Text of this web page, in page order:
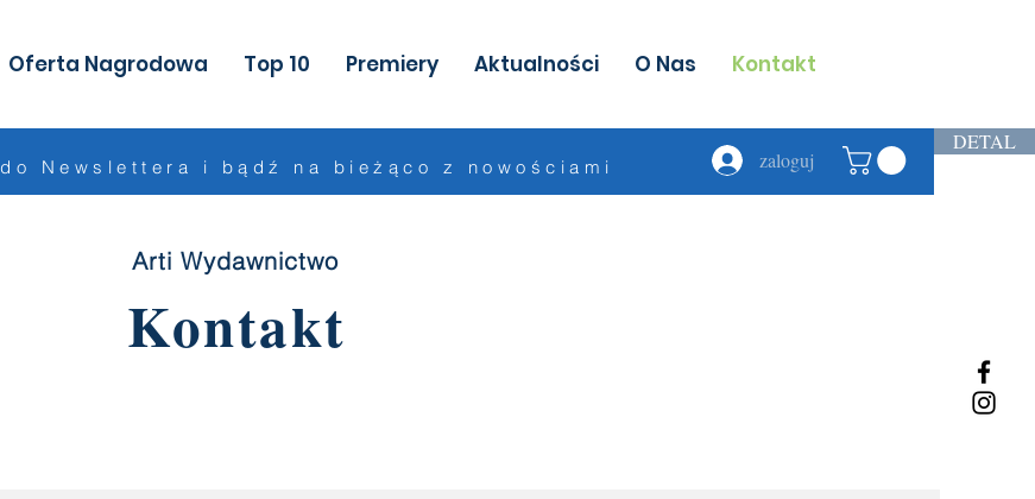
DETAL
Oferta Nagrodowa Top 10 Premiery Aktualności O Nas Kontakt
zaloguj
Newslettera i bądź na bieżąco z nowościami
Arti Wydawnictwo
Kontakt